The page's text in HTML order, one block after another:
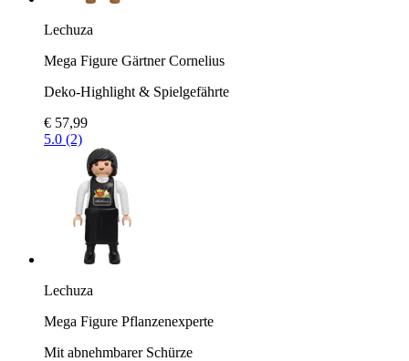
Lechuza
Mega Figure Gärtner Cornelius
Deko-Highlight & Spielgefährte
€ 57,99
5.0 (2)
Lechuza
Mega Figure Pflanzenexperte
Mit abnehmbarer Schürze